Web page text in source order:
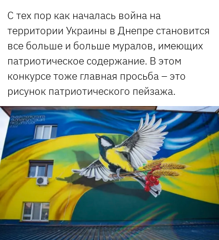
С тех пор как началась война на
территории Украины в Днепре становится
все больше и больше муралов, имеющих
патриотическое содержание. В этом
конкурсе тоже главная просьба – это
рисунок патриотического пейзажа.